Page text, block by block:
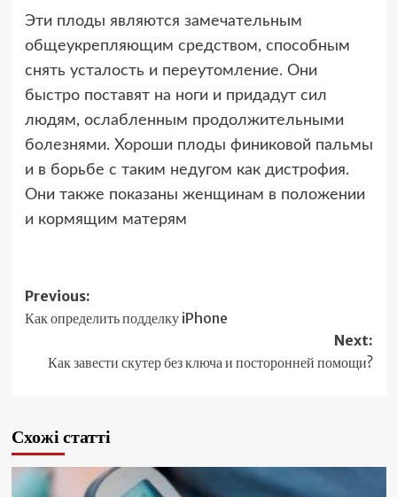
Эти плоды являются замечательным
общеукрепляющим средством, способным
снять усталость и переутомление. Они
быстро поставят на ноги и придадут сил
людям, ослабленным продолжительными
болезнями. Хороши плоды финиковой пальмы
и в борьбе с таким недугом как дистрофия.
Они также показаны женщинам в положении
и кормящим матерям
Post
navigation
Previous:
Как определить подделку iPhone
Next:
Как завести скутер без ключа и посторонней помощи?
Схожі статті